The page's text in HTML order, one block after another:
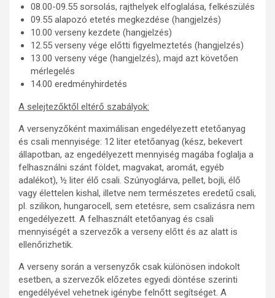
08.00-09.55 sorsolás, rajthelyek elfoglalása, felkészülés
09.55 alapozó etetés megkezdése (hangjelzés)
10.00 verseny kezdete (hangjelzés)
12.55 verseny vége előtti figyelmeztetés (hangjelzés)
13.00 verseny vége (hangjelzés), majd azt követően
mérlegelés
14.00 eredményhirdetés
A selejtezőktől eltérő szabályok:
A versenyzőként maximálisan engedélyezett etetőanyag
és csali mennyisége: 12 liter etetőanyag (kész, bekevert
állapotban, az engedélyezett mennyiség magába foglalja a
felhasználni szánt földet, magvakat, aromát, egyéb
adalékot), ½ liter élő csali. Szúnyoglárva, pellet, bojli, élő
vagy élettelen kishal, illetve nem természetes eredetű csali,
pl. szilikon, hungarocell, sem etetésre, sem csalizásra nem
engedélyezett. A felhasznált etetőanyag és csali
mennyiségét a szervezők a verseny előtt és az alatt is
ellenőrizhetik.
A verseny során a versenyzők csak különösen indokolt
esetben, a szervezők előzetes egyedi döntése szerinti
engedélyével vehetnek igénybe felnőtt segítséget. A